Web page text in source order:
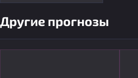
Другие прогнозы